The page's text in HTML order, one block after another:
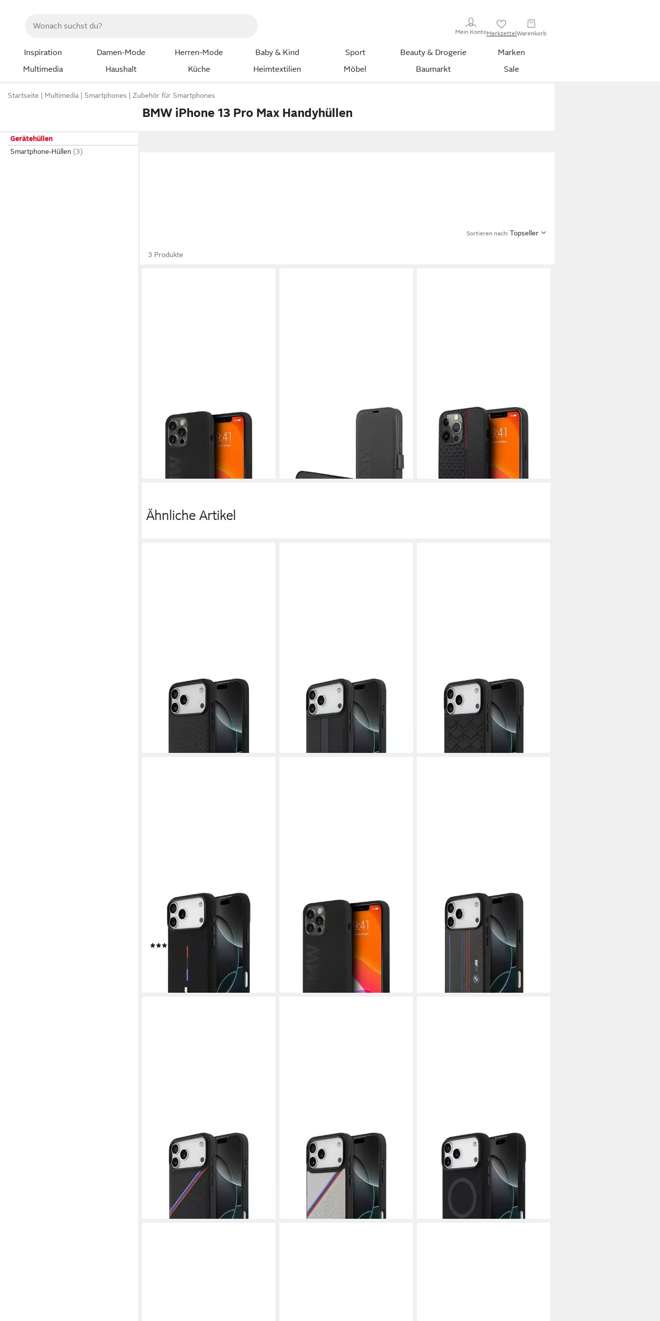
Mein KontoMerkzettelWarenkorb
Inspiration Damen-Mode Herren-Mode Baby & Kind Sport Beauty & Drogerie
Marken
Multimedia
Haushalt Küche Heimtextilien Möbel Baumarkt Sale
Startseite Multimedia Smartphones Zubehör für Smartphones
BMW iPhone 13 Pro Max Handyhüllen
Gerätehüllen
Smartphone-Hüllen
Sortieren nach: Topseller
3 Produkte
Handyhülle Case iPhone 13 Pro Max
Logo MagSafe Silikon schwarz 6,7
Zoll, Kantenschutz
Handyhülle iPhone 13 Pro Max Case
Bookcase Echtleder schwarz 6,7 Zoll,
Handyhülle iPhone 13 Pro Max
Hardcase Cover Kunststoff TPU
schwarz 6,7 Zoll, Kantenschutz
31,90 €
lieferbar - in 3-4 Werktagen bei dir
Ähnliche Artikel
Handyhülle MagSafe iPhone 17 Pro
Max Carbon-Look Tricolor schwarz
Logo Metall 6,9 Zoll, Kantenschutz
lieferbar - in 3-4 Werktagen bei dir
Handyhülle MagSafe iPhone 17 Pro
Max Kunstleder schwarz blau Logo
Metall 6,9 Zoll, Kantenschutz
lieferbar - in 3-4 Werktagen bei dir
Handyhülle MagSafe iPhone 17 Pro
Max Kunstleder schwarz M Logo
Metall 6,9 Zoll, Kantenschutz
36,90 €
lieferbar - in 3-4 Werktagen bei dir
Handyhülle Case iPhone 17 Pro Max
MagSafe Silikon schwarz Tricolor
Logo Metall 6,9 Zoll, Kantenschutz
(1)
lieferbar - in 3-4 Werktagen bei dir
Handyhülle Case iPhone 13 Pro Logo
MagSafe Silikon schwarz 6,1 Zoll,
Kantenschutz
Handyhülle M Kevlar Lines & Logo
Case für iPhone 17 Pro Max –
Schwarz 6,9, Aramidfaser mit
Carbonstruktur und Linienakzenten
lieferbar - in 4-5 Werktagen bei dir
Handyhülle Case iPhone 17 Pro Max
MagSafe Kunstleder schwarz
Tricolor Logo Metall 6,9 Zoll,
Kantenschutz
lieferbar - in 3-4 Werktagen bei dir
Handyhülle Case iPhone 17 Pro Max
MagSafe Kunstleder grau Tricolor
Logo Metall 6,9 Zoll, Kantenschutz
lieferbar - in 3-4 Werktagen bei dir
Handyhülle Case iPhone 17 Pro Max
MagSafe Silikon schwarz Logo Metall
6,9 Zoll, Kantenschutz
36,95 €
lieferbar - in 3-4 Werktagen bei dir